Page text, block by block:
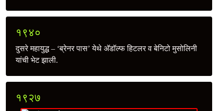
१९४०
दुसरे महायुद्ध – ‘ब्रेनर पास’ येथे अ‍ॅडॉल्फ हिटलर व बेनिटो मुसोलिनी
यांची भेट झाली.
१९२७